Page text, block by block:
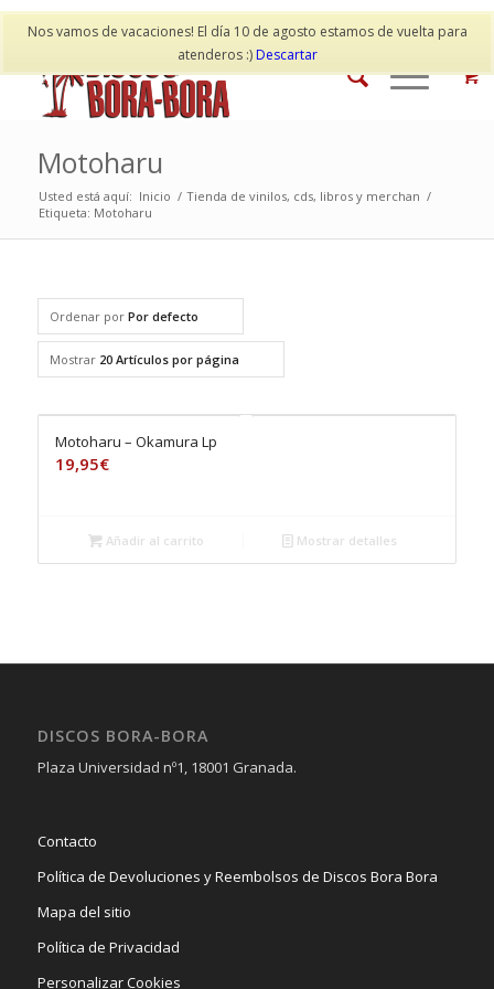
Nos vamos de vacaciones! El día 10 de agosto estamos de vuelta para
atenderos :)Descartar
Mi cuenta Contacto
Motoharu
Usted está aquí: Inicio / Tienda de vinilos, cds, libros y merchan /
Etiqueta: Motoharu
Ordenar por Por defecto
Mostrar 20 Artículos por página
Motoharu – Okamura Lp
19,95€
Añadir al carrito Mostrar detalles
DISCOS BORA-BORA
Plaza Universidad nº1, 18001 Granada.
Contacto
Política de Devoluciones y Reembolsos de Discos Bora Bora
Mapa del sitio
Política de Privacidad
Personalizar Cookies